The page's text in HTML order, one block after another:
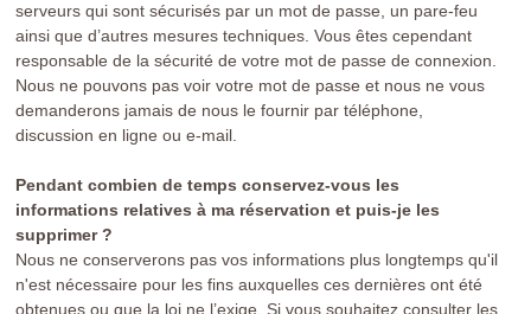
serveurs qui sont sécurisés par un mot de passe, un pare-feu
ainsi que d’autres mesures techniques. Vous êtes cependant
responsable de la sécurité de votre mot de passe de connexion.
Nous ne pouvons pas voir votre mot de passe et nous ne vous
demanderons jamais de nous le fournir par téléphone,
discussion en ligne ou e-mail.
Pendant combien de temps conservez-vous les
informations relatives à ma réservation et puis-je les
supprimer ?
Nous ne conserverons pas vos informations plus longtemps qu'il
n'est nécessaire pour les fins auxquelles ces dernières ont été
obtenues ou que la loi ne l’exige. Si vous souhaitez consulter les